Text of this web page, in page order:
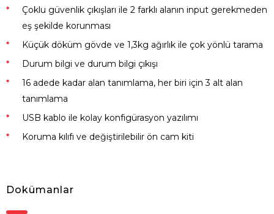
Çoklu güvenlik çıkışları ile 2 farklı alanın input gerekmeden
eş şekilde korunması
Küçük döküm gövde ve 1,3kg ağırlık ile çok yönlü tarama
Durum bilgi ve durum bilgi çıkışı
16 adede kadar alan tanımlama, her biri için 3 alt alan
tanımlama
USB kablo ile kolay konfigürasyon yazılımı
Koruma kılıfı ve değiştirilebilir ön cam kiti
Dokümanlar